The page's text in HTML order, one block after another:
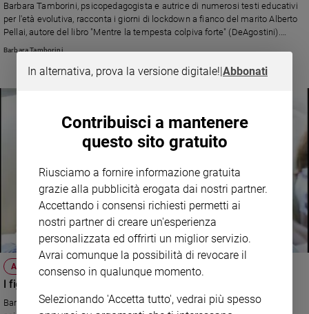
Ambiente
e
Aziende
settimana
Migranti
Diversità
inclusione
Costume
Cultura
spettacoli
Barbara Tamborini, psicopedagogista e autrice di numerosi testi educativi
per l'età evolutiva, racconta i giorni di lockdown a fianco del marito Alberto
Pellai, autore del libro "Mentre la tempesta colpiva forte" (DeAgostini).
«Alberto è un uomo che nella tempesta si arrabbia. Poi si butta anima e
essere superficiali e sbrigativi quando in gioco c’è la comprensione della
Barbara Tamborini
ATTUALITÀ
I figli crescono e le mamme fan così
Barbara Tamborini e Alberto Pellai, rispettivamente psicopedagogista e
In alternativa, prova la versione digitale!|Abbonati
Contribuisci a mantenere
questo sito gratuito
Riusciamo a fornire informazione gratuita
grazie alla pubblicità erogata dai nostri partner.
Accettando i consensi richiesti permetti ai
nostri partner di creare un'esperienza
personalizzata ed offrirti un miglior servizio.
Avrai comunque la possibilità di revocare il
consenso in qualunque momento.
Selezionando 'Accetta tutto', vedrai più spesso